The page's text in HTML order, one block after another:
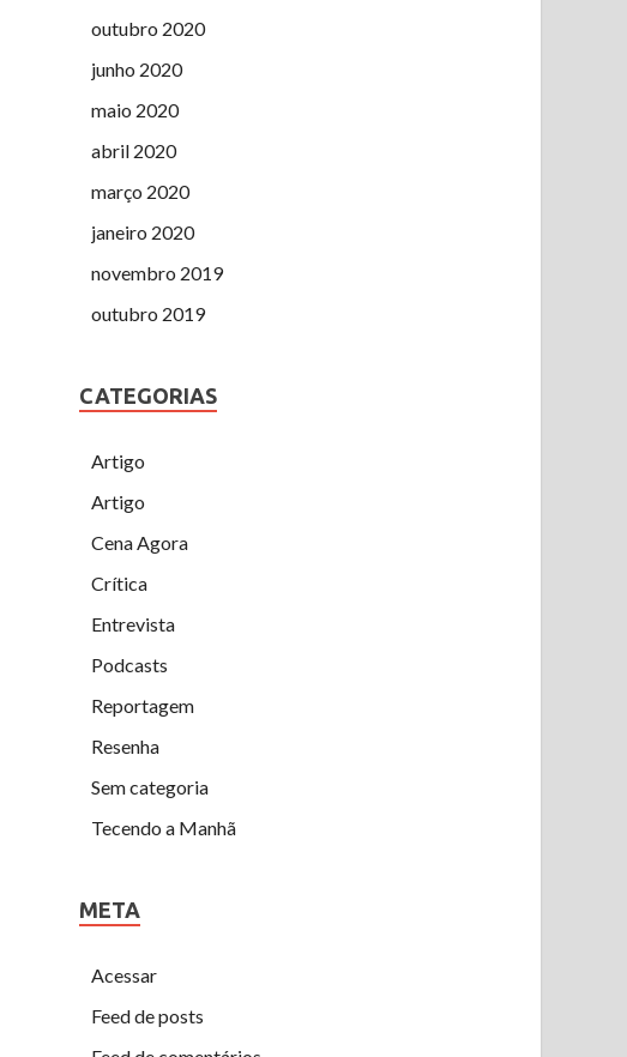
outubro 2020
junho 2020
maio 2020
abril 2020
março 2020
janeiro 2020
novembro 2019
outubro 2019
CATEGORIAS
Artigo
Artigo
Cena Agora
Crítica
Entrevista
Podcasts
Reportagem
Resenha
Sem categoria
Tecendo a Manhã
META
Acessar
Feed de posts